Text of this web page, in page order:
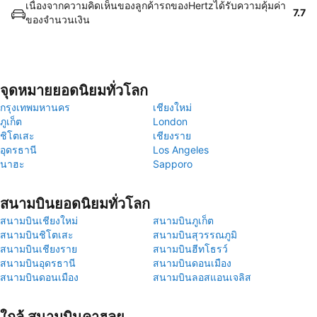
เนื่องจากความคิดเห็นของลูกค้ารถของHertzได้รับความคุ้มค่า
ของจำนวนเงิน
7.7
จุดหมายยอดนิยมทั่วโลก
กรุงเทพมหานคร
เชียงใหม่
ภูเก็ต
London
ชิโตเสะ
เชียงราย
อุดรธานี
Los Angeles
นาฮะ
Sapporo
สนามบินยอดนิยมทั่วโลก
สนามบินเชียงใหม่
สนามบินภูเก็ต
สนามบินชิโตเสะ
สนามบินสุวรรณภูมิ
สนามบินเชียงราย
สนามบินฮีทโธรว์
สนามบินอุดรธานี
สนามบินดอนเมือง
สนามบินดอนเมือง
สนามบินลอสแอนเจลิส